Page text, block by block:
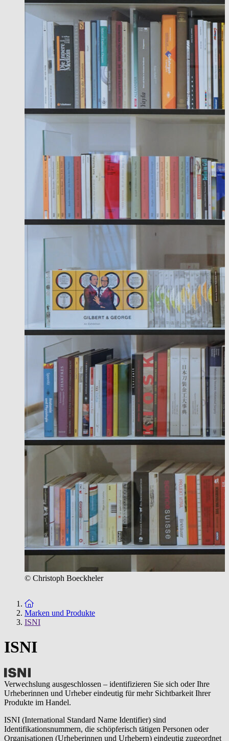
© Christoph Boeckheler
Zur Startseite
Marken und Produkte
ISNI
ISNI
Verwechslung ausgeschlossen – identifizieren Sie sich oder Ihre
Urheberinnen und Urheber eindeutig für mehr Sichtbarkeit Ihrer
Produkte im Handel.
ISNI (International Standard Name Identifier) sind
Identifikationsnummern, die schöpferisch tätigen Personen oder
Organisationen (Urheberinnen und Urhebern) eindeutig zugeordnet